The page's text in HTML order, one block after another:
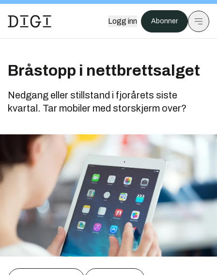
Logg inn Abonner
Bråstopp i nettbrettsalget
Nedgang eller stillstand i fjorårets siste
kvartal. Tar mobiler med storskjerm over?